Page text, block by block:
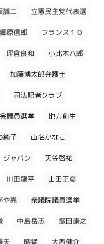
誠二 立憲民主党代表選
郷原信郎 フランス１０
坪倉良和 小此木八郎
加藤博太郎弁護士
司法記者クラブ
議員選挙 地方創生
純子 山名かなこ
ジャバン 天笠啓祐
川田龍平 山田正彦
や亮 衆議院議員選挙
中島岳志 飯田康之